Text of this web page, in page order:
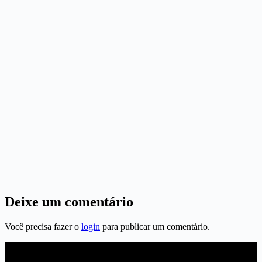
Deixe um comentário
Você precisa fazer o login para publicar um comentário.